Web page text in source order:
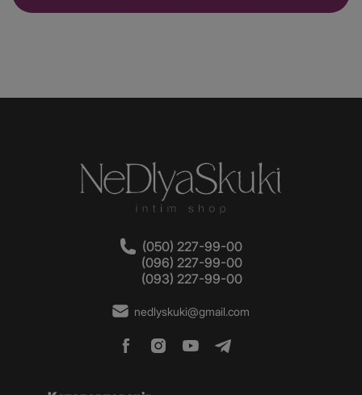
(050) 227-99-00
(096) 227-99-00
(093) 227-99-00
nedlyskuki@gmail.com